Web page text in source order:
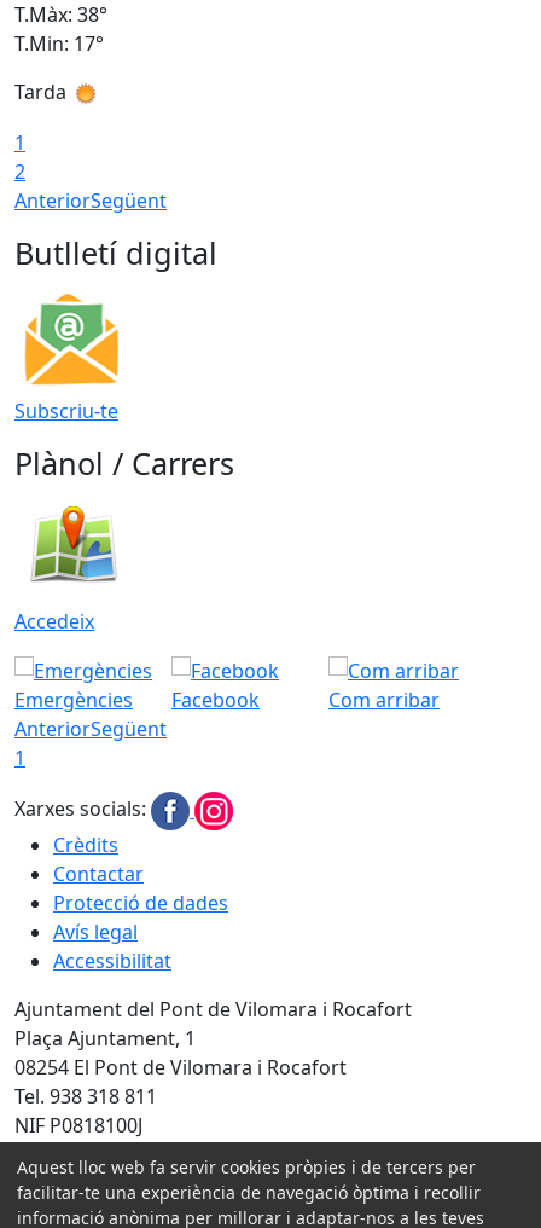
T.Màx: 38°
T.Min: 17°
Tarda
1
2
AnteriorSegüent
Butlletí digital
Subscriu-te
Plànol / Carrers
Accedeix
Emergències Facebook
Com arribar
AnteriorSegüent
1
Xarxes socials:
Crèdits
Contactar
Protecció de dades
Avís legal
Accessibilitat
Ajuntament del Pont de Vilomara i Rocafort
Plaça Ajuntament, 1
08254 El Pont de Vilomara i Rocafort
Tel. 938 318 811
NIF P0818100J
Amb la col·laboració de:
Aquest lloc web fa servir cookies pròpies i de tercers per
facilitar-te una experiència de navegació òptima i recollir
informació anònima per millorar i adaptar-nos a les teves